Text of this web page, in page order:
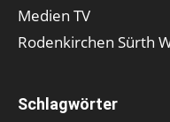
Medien TV
Rodenkirchen Sürth
Schlagwörter